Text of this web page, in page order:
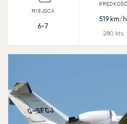
6-7
519 km/h
280 kts